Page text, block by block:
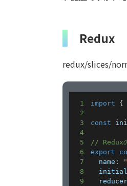
Redux
redux/slices/
1 import {
2
3
const
4
5
// Redux
6
export
7
  name
:
8
9